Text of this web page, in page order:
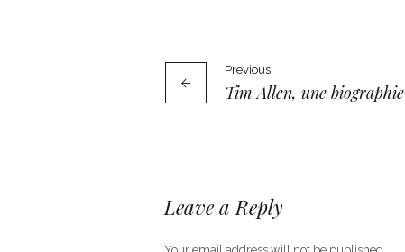
Previous
Tim Allen, une biographie
Leave a Reply